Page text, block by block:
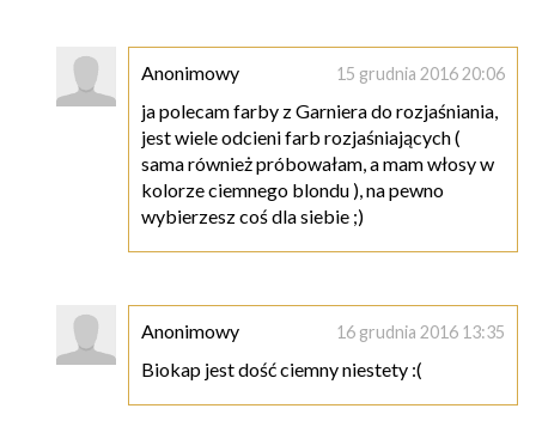
Anonimowy 15 grudnia 2016 20:06
ja polecam farby z Garniera do rozjaśniania,
jest wiele odcieni farb rozjaśniających (
sama również próbowałam, a mam włosy w
kolorze ciemnego blondu ), na pewno
wybierzesz coś dla siebie ;)
Anonimowy 16 grudnia 2016 13:35
Biokap jest dość ciemny niestety :(